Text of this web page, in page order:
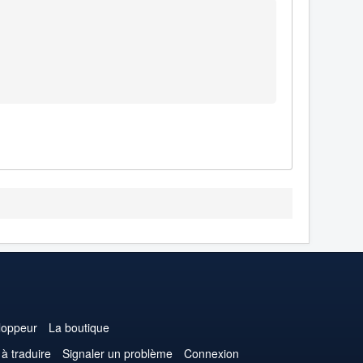
La boutique
traduire Signaler un problème Connexion